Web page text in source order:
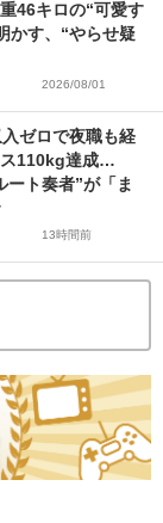
46キロの“可愛す
かす、“やらせ疑
2026/08/01
ゼロで夜職も経
110kg達成…
ート奏者”が「ま
13時間前